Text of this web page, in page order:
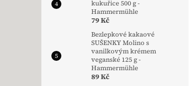
kukuřice 500 g -
Hammermühle
79 Kč
Bezlepkové kakaové
SUŠENKY Molino s
vanilkovým krémem
veganské 125 g -
Hammermühle
89 Kč